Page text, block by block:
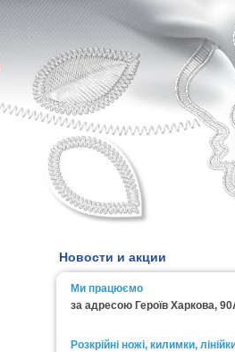
Новости и акции
Ми працюємо
за адресою Героїв Харкова,
Розкрійні ножі, килимки,